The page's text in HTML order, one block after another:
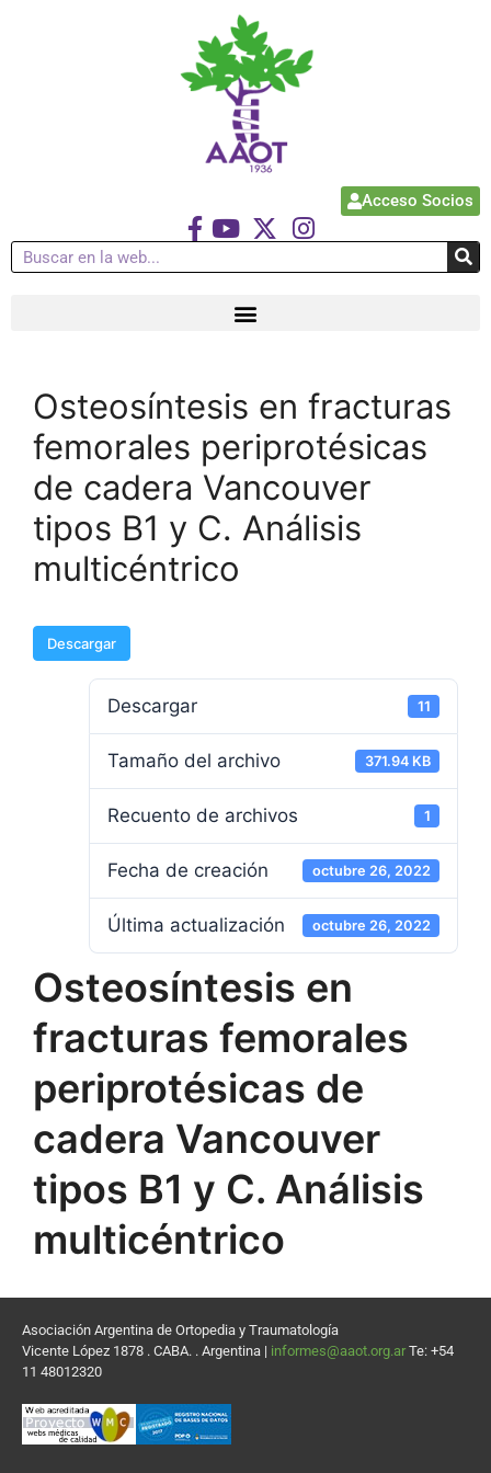
Acceso Socios
Osteosíntesis en fracturas
femorales periprotésicas
de cadera Vancouver
tipos B1 y C. Análisis
multicéntrico
Descargar
Descargar 11
Tamaño del archivo 371.94 KB
Recuento de archivos 1
Fecha de creación octubre 26, 2022
Última actualización octubre 26, 2022
Osteosíntesis en
fracturas femorales
periprotésicas de
cadera Vancouver
tipos B1 y C. Análisis
multicéntrico
Asociación Argentina de Ortopedia y Traumatología
Vicente López 1878 . CABA. . Argentina | informes@aaot.org.ar Te: +54
11 48012320